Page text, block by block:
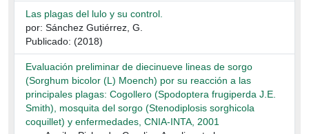
Las plagas del lulo y su control.
por: Sánchez Gutiérrez, G.
Publicado: (2018)
Evaluación preliminar de diecinueve lineas de sorgo
(Sorghum bicolor (L) Moench) por su reacción a las
principales plagas: Cogollero (Spodoptera frugiperda J.E.
Smith), mosquita del sorgo (Stenodiplosis sorghicola
coquillet) y enfermedades, CNIA-INTA, 2001